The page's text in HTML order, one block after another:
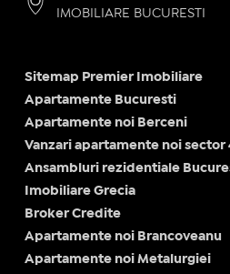
IMOBILIARE BUCURESTI
Sitemap Premier Imobiliare
Apartamente Bucuresti
Apartamente noi Berceni
Vanzari apartamente noi sector
Ansambluri rezidentiale
Imobiliare Grecia
Broker Credite
Apartamente noi Brancoveanu
Apartamente noi Metalurgiei